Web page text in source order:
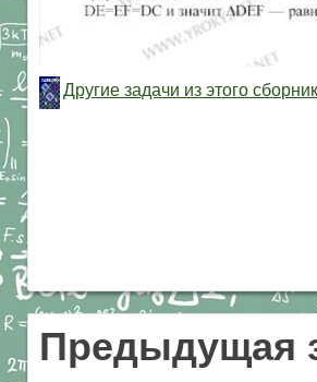
Другие задачи из этого
Предыдущая